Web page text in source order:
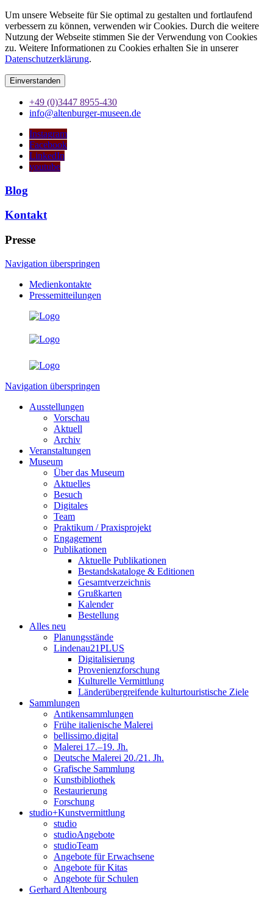
Um unsere Webseite für Sie optimal zu gestalten und fortlaufend
verbessern zu können, verwenden wir Cookies. Durch die weitere
Nutzung der Webseite stimmen Sie der Verwendung von Cookies
zu. Weitere Informationen zu Cookies erhalten Sie in unserer
Datenschutzerklärung.
Einverstanden
+49 (0)3447 8955-430
info@altenburger-museen.de
Instagram
Facebook
LinkedIn
youtube
Blog
Kontakt
Presse
Navigation überspringen
Medienkontakte
Pressemitteilungen
Navigation überspringen
Ausstellungen
Vorschau
Aktuell
Archiv
Veranstaltungen
Museum
Über das Museum
Aktuelles
Besuch
Digitales
Team
Praktikum / Praxisprojekt
Engagement
Publikationen
Aktuelle Publikationen
Bestandskataloge & Editionen
Gesamtverzeichnis
Grußkarten
Kalender
Bestellung
Alles neu
Planungsstände
Lindenau21PLUS
Digitalisierung
Provenienzforschung
Kulturelle Vermittlung
Länderübergreifende kulturtouristische Ziele
Sammlungen
Antikensammlungen
Frühe italienische Malerei
bellissimo.digital
Malerei 17.–19. Jh.
Deutsche Malerei 20./21. Jh.
Grafische Sammlung
Kunstbibliothek
Restaurierung
Forschung
studio+Kunstvermittlung
studio
studioAngebote
studioTeam
Angebote für Erwachsene
Angebote für Kitas
Angebote für Schulen
Gerhard Altenbourg